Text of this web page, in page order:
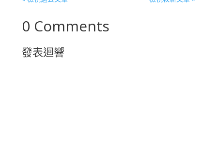
0 Comments
發表迴響